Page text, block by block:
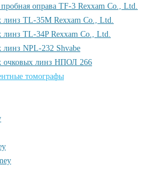
оправа TF-3 Rexxam Co., Ltd.
линз TL-35M Rexxam Co., Ltd.
TL-34P Rexxam Co., Ltd.
NPL-232 Shvabe
очковых линз НПОЛ 266
томографы